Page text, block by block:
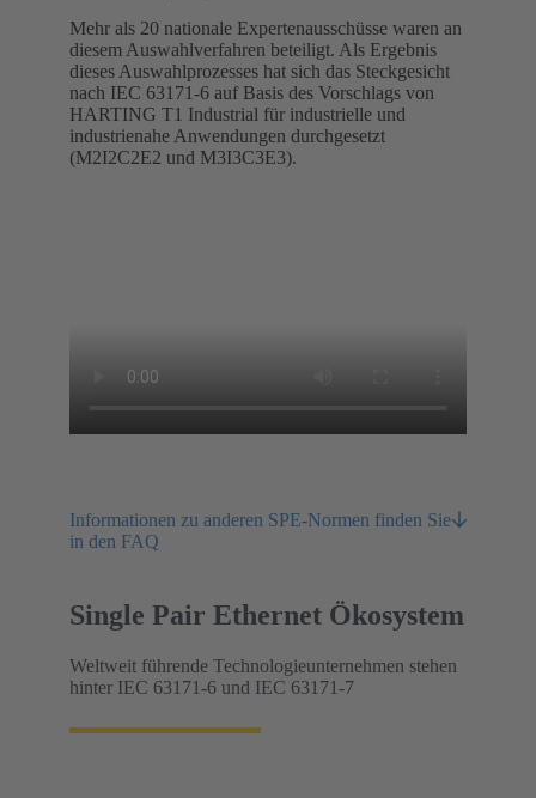
Mehr als 20 nationale Expertenausschüsse waren an
diesem Auswahlverfahren beteiligt. Als Ergebnis
dieses Auswahlprozesses hat sich das Steckgesicht
nach IEC 63171-6 auf Basis des Vorschlags von
HARTING T1 Industrial für industrielle und
industrienahe Anwendungen durchgesetzt
(M2I2C2E2 und M3I3C3E3).
Informationen zu anderen SPE-Normen finden Sie
in den FAQ
Single Pair Ethernet Ökosystem
Weltweit führende Technologieunternehmen stehen
hinter IEC 63171-6 und IEC 63171-7